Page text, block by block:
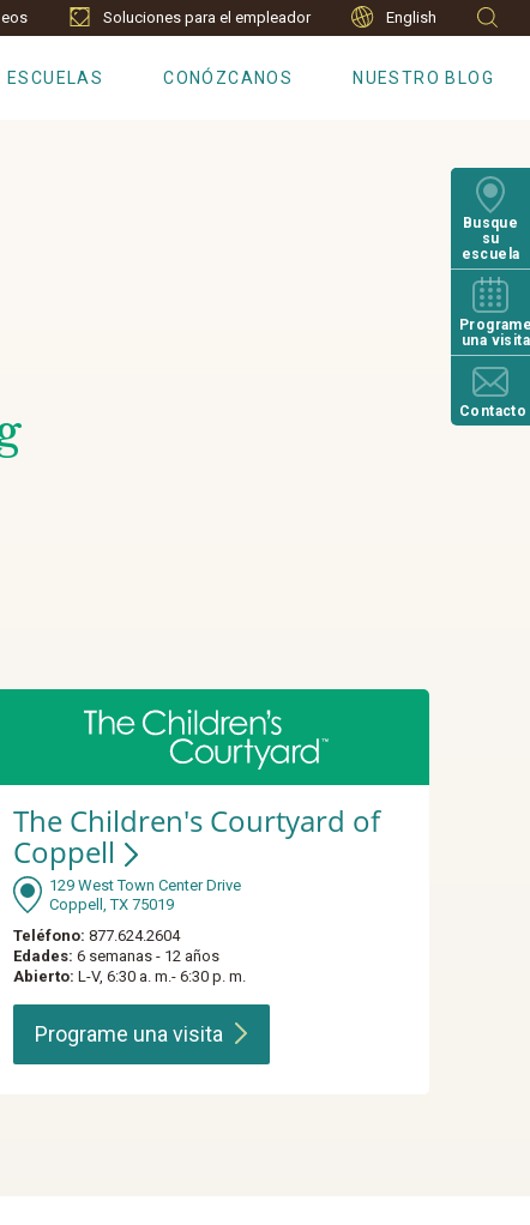
Soluciones para el empleador English
ESCUELAS CONÓZCANOS NUESTRO BLOG
Busque
su
escuela
una visita
Contacto
The Children's Courtyard of
Coppell
129 West Town Center Drive
Coppell, TX 75019
Teléfono: 877.624.2604
Edades: 6 semanas - 12 años
Abierto: L-V, 6:30 a. m.- 6:30 p. m.
Programe unavisita